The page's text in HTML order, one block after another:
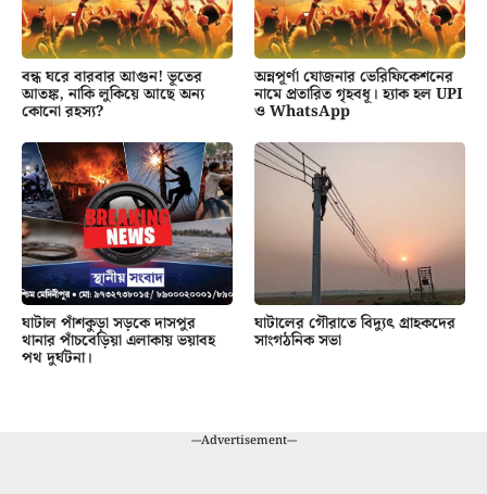
বন্ধ ঘরে বারবার আগুন! ভূতের
আতঙ্ক, নাকি লুকিয়ে আছে অন্য
কোনো রহস্য?
অন্নপূর্ণা যোজনার ভেরিফিকেশনের
নামে প্রতারিত গৃহবধূ। হ্যাক হল UPI
ও WhatsApp
ঘাটাল পাঁশকুড়া সড়কে দাসপুর
থানার পাঁচবেড়িয়া এলাকায় ভয়াবহ
পথ দুর্ঘটনা।
ঘাটালের গৌরাতে বিদ্যুৎ গ্রাহকদের
সাংগঠনিক সভা
---Advertisement---